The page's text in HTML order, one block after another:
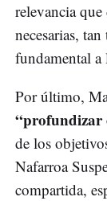
relevancia
necesarias,
fundamental a
Por último,
“profundizar
de los
Nafarroa
compartida,